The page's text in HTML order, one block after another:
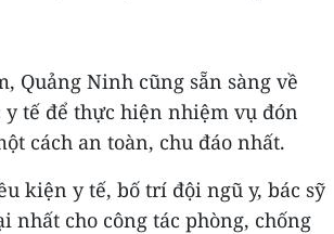
Quảng Ninh cũng sẵn sàng về
tế để thực hiện nhiệm vụ đón
cách an toàn, chu đáo nhất.
kiện y tế, bố trí đội ngũ y, bác sỹ
cho công tác phòng, chống